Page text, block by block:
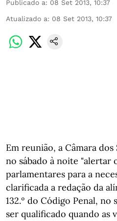
Publicado a: 08 Set 2013, 10:37
Atualizado a: 08 Set 2013, 10:37
Em reunião, a Câmara
no sábado à noite "alertar
parlamentares para a
clarificada a redação da
132.º do Código Penal,
ser qualificado quando as